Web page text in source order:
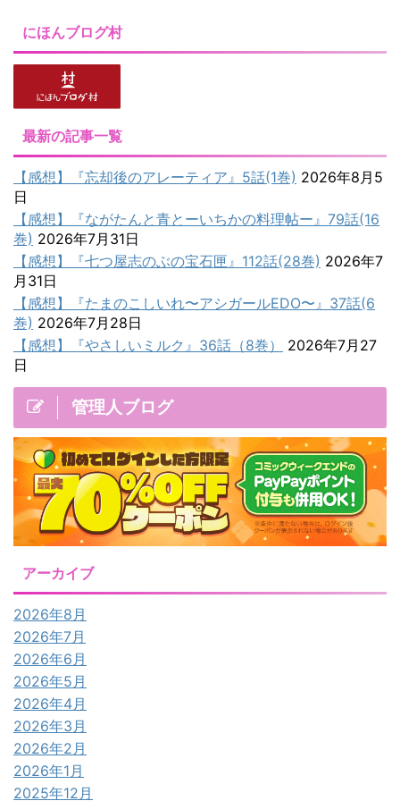
にほんブログ村
最新の記事一覧
【感想】『忘却後のアレーティア』5話(1巻) 2026年8月5
日
【感想】『ながたんと青とーいちかの料理帖ー』79話(16
巻) 2026年7月31日
【感想】『七つ屋志のぶの宝石匣』112話(28巻) 2026年7
月31日
【感想】『たまのこしいれ〜アシガールEDO〜』37話(6
巻) 2026年7月28日
【感想】『やさしいミルク』36話（8巻）
2026年7月27
日
管理人ブログ
アーカイブ
2026年8月
2026年7月
2026年6月
2026年5月
2026年4月
2026年3月
2026年2月
2026年1月
2025年12月